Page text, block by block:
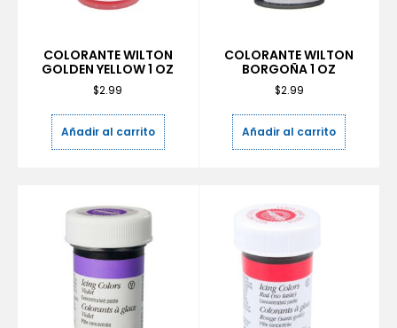
COLORANTE WILTON
GOLDEN YELLOW 1 OZ
$2.99
Añadir al carrito
COLORANTE WILTON
BORGOÑA 1 OZ
$2.99
Añadir al carrito